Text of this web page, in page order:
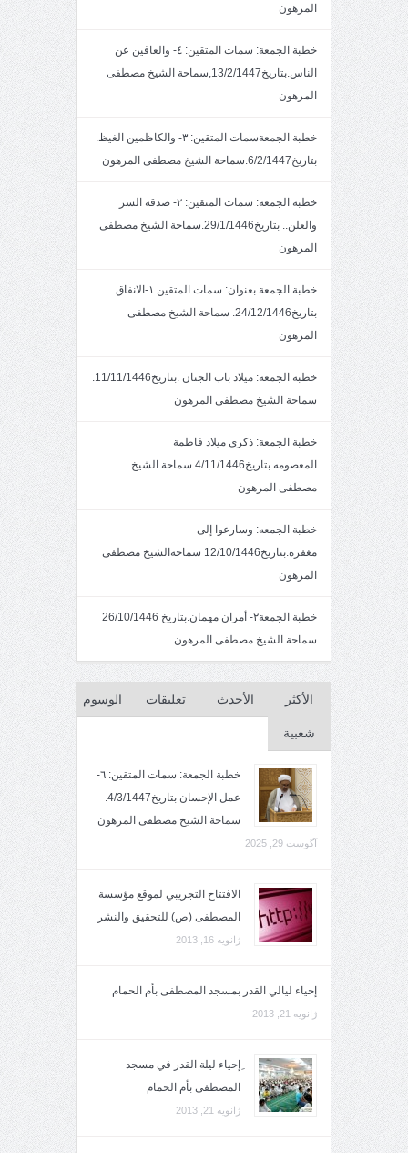
المرهون
خطبة الجمعة: سمات المتقين: ٤- والعافين عن
الناس.بتاريخ13/2/1447,سماحة الشيخ مصطفى
المرهون
خطبة الجمعةسمات المتقين: ٣- والكاظمين الغيظ.
بتاريخ6/2/1447.سماحة الشيخ مصطفى المرهون
خطبة الجمعة: سمات المتقين: ٢- صدقة السر
والعلن.. بتاريخ29/1/1446.سماحة الشيخ مصطفى
المرهون
خطبة الجمعة بعنوان: سمات المتقين ١-الانفاق.
بتاريخ24/12/1446. سماحة الشيخ مصطفى
المرهون
خطبة الجمعة: ميلاد باب الجنان .بتاريخ11/11/1446.
سماحة الشيخ مصطفى المرهون
خطبة الجمعة: ذكرى ميلاد فاطمة
المعصومه.بتاريخ4/11/1446 سماحة الشيخ
مصطفى المرهون
خطبة الجمعه: وسارعوا إلى
مغفره.بتاريخ12/10/1446 سماحةالشيخ مصطفى
المرهون
خطبة الجمعة٢- أمران مهمان.بتاريخ 26/10/1446
سماحة الشيخ مصطفى المرهون
الأكثر
شعبية
الأحدث تعليقات الوسوم
خطبة الجمعة: سمات المتقين: ٦-
عمل الإحسان بتاريخ4/3/1447.
سماحة الشيخ مصطفى المرهون
آگوست 29, 2025
الافتتاح التجريبي لموقع مؤسسة
المصطفى (ص) للتحقيق والنشر
ژانویه 16, 2013
إحياء ليالي القدر بمسجد المصطفى بأم الحمام
ژانویه 21, 2013
ِإحياء ليلة القدر في مسجد
المصطفى بأم الحمام
ژانویه 21, 2013